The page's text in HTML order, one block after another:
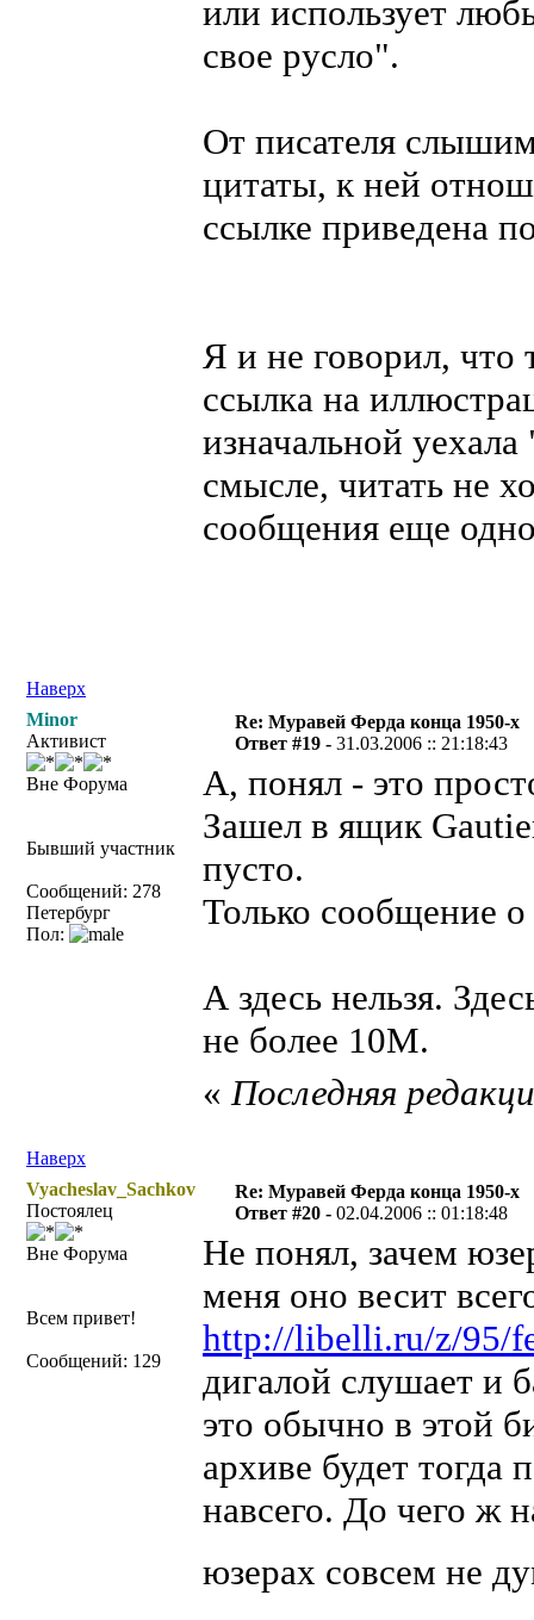
или использует
свое русло".
От писателя
цитаты, к ней
ссылке приведена
Я и не говорил, что
ссылка на
изначальной
смысле, читать не
сообщения еще
Наверх
Minor
Активист
Вне Форума
Бывший участник
Сообщений: 278
Петербург
Пол:
Re: Муравей Ферда конца 1950-х
Ответ #19 -31.03.2006 :: 21:18:43
А, понял - это
Зашел в ящик
пусто.
Только сообщение
А здесь нельзя.
не более 10М.
Наверх
«Последняя
Vyacheslav_Sachkov
Постоялец
Вне Форума
Всем привет!
Сообщений: 129
Re: Муравей Ферда конца 1950-х
Ответ #20 -02.04.2006 :: 01:18:48
Не понял, зачем
меня оно весит
http://libelli.ru/z/95/
дигалой слушает и
это обычно в этой
архиве будет тогда
навсего. До чего ж
юзерах совсем не